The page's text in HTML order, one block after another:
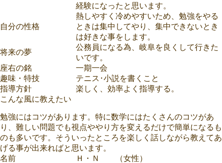
経験になったと思います。
自分の性格
熱しやすく冷めやすいため、勉強をやる
ときは集中してやり、集中できないとき
は好きな事をします。
将来の夢
公務員になる為、岐阜を良くして行きた
いです。
座右の銘
一期一会
趣味・特技
テニス･小説を書くこと
指導方針
楽しく、効率よく指導する。
こんな風に教えたい
勉強にはコツがあります。特に数学にはたくさんのコツがあ
り、難しい問題でも視点ややり方を変えるだけで簡単になるも
のも多いです。そういったところを楽しく話しながら教えてあ
げる事が出来ればと思います。
名前
Ｈ・Ｎ （女性）